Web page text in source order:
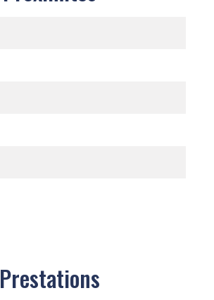
Prestations